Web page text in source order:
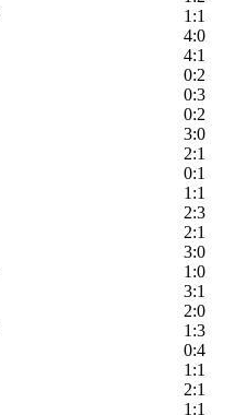
1:1
4:0
4:1
0:2
0:3
0:2
3:0
2:1
0:1
1:1
2:3
2:1
3:0
1:0
3:1
2:0
1:3
0:4
1:1
2:1
1:1